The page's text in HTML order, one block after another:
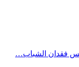
فقدان الشباب…